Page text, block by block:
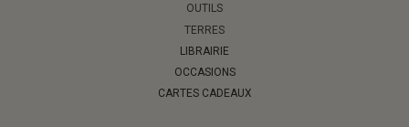
OUTILS
TERRES
LIBRAIRIE
OCCASIONS
CARTES CADEAUX